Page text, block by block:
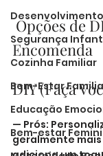
Segurança
Cozinha Familiar
Bem-Estar
Educação
Bem-estar
Opções de
Encomenda
DIY (Faça
— Prós:
geralmente